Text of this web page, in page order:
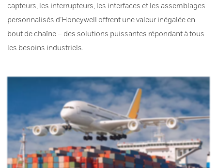
capteurs, les interrupteurs, les interfaces et les assemblages
personnalisés d’Honeywell offrent une valeur inégalée en
bout de chaîne – des solutions puissantes répondant à tous
les besoins industriels.